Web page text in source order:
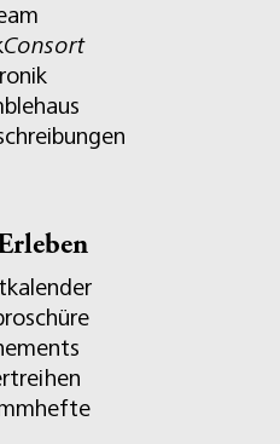
Consort